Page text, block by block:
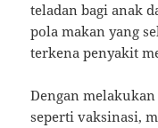
teladan bagi anak
pola makan yang
terkena penyakit
Dengan
seperti vaksinasi,